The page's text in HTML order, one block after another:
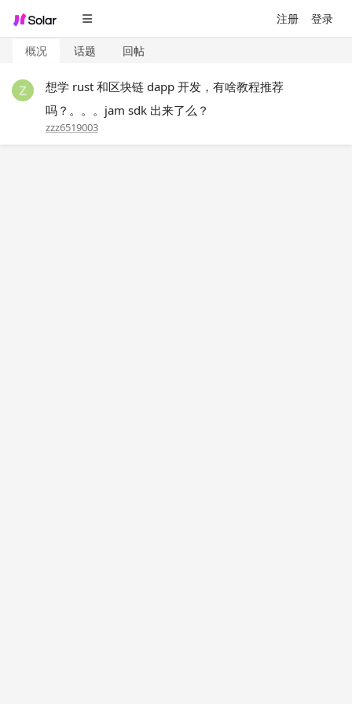
注册 登录
概况 话题 回帖
想学 rust 和区块链 dapp 开发，有啥教程推荐
吗？。。。jam sdk 出来了么？
zzz6519003